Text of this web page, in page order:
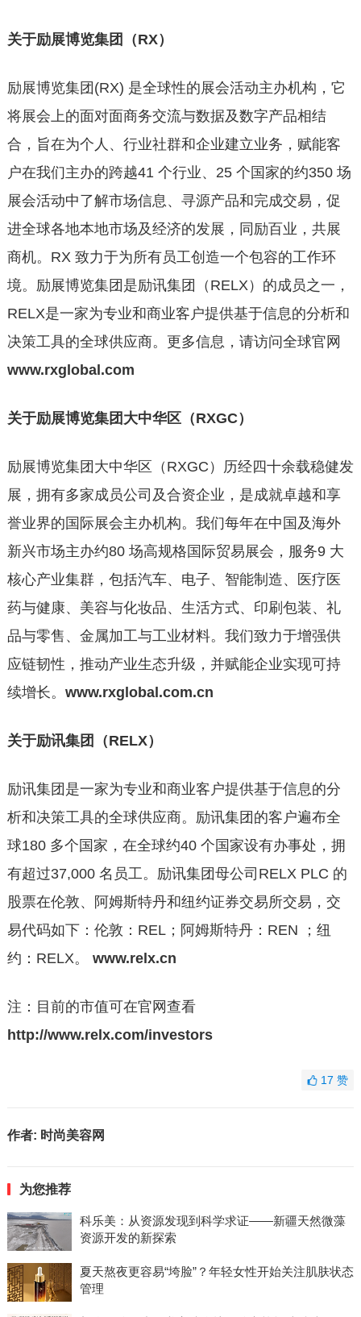
关于励展博览集团（RX）
励展博览集团(RX) 是全球性的展会活动主办机构，它
将展会上的面对面商务交流与数据及数字产品相结
合，旨在为个人、行业社群和企业建立业务，赋能客
户在我们主办的跨越41 个行业、25 个国家的约350 场
展会活动中了解市场信息、寻源产品和完成交易，促
进全球各地本地市场及经济的发展，同励百业，共展
商机。RX 致力于为所有员工创造一个包容的工作环
境。励展博览集团是励讯集团（RELX）的成员之一，
RELX是一家为专业和商业客户提供基于信息的分析和
决策工具的全球供应商。更多信息，请访问全球官网
www.rxglobal.com
关于励展博览集团大中华区（RXGC）
励展博览集团大中华区（RXGC）历经四十余载稳健发
展，拥有多家成员公司及合资企业，是成就卓越和享
誉业界的国际展会主办机构。我们每年在中国及海外
新兴市场主办约80 场高规格国际贸易展会，服务9 大
核心产业集群，包括汽车、电子、智能制造、医疗医
药与健康、美容与化妆品、生活方式、印刷包装、礼
品与零售、金属加工与工业材料。我们致力于增强供
应链韧性，推动产业生态升级，并赋能企业实现可持
续增长。 www.rxglobal.com.cn
关于励讯集团（RELX）
励讯集团是一家为专业和商业客户提供基于信息的分
析和决策工具的全球供应商。励讯集团的客户遍布全
球180 多个国家，在全球约40 个国家设有办事处，拥
有超过37,000 名员工。励讯集团母公司RELX PLC 的
股票在伦敦、阿姆斯特丹和纽约证券交易所交易，交
易代码如下：伦敦：REL；阿姆斯特丹：REN ；纽
约：RELX。 www.relx.cn
注：目前的市值可在官网查看
http://www.relx.com/investors
17赞
作者: 时尚美容网
为您推荐
科乐美：从资源发现到科学求证——新疆天然微藻
资源开发的新探索
夏天熬夜更容易“垮脸”？年轻女性开始关注肌肤状态
管理